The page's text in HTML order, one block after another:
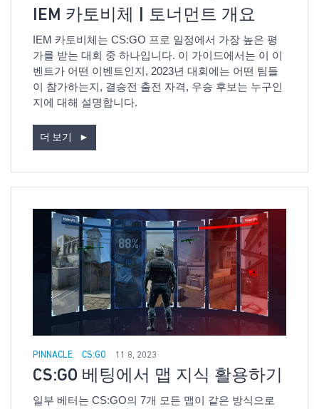
IEM 카토비체 | 토너먼트 개요
IEM 카토비체는 CS:GO 프로 일정에서 가장 높은 평
가를 받는 대회 중 하나입니다. 이 가이드에서는 이 이
벤트가 어떤 이벤트인지, 2023년 대회에는 어떤 팀들
이 참가하는지, 결승전 출전 자격, 우승 후보는 누구인
지에 대해 설명합니다.
더 보기 ►
PINNACLE CS:GO 11 8, 2023
CS:GO 베팅에서 맵 지식 활용하기
일부 베터는 CS:GO의 7개 모든 맵이 같은 방식으로